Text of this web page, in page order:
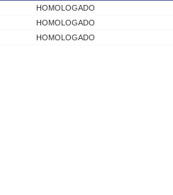
HOMOLOGADO
HOMOLOGADO
HOMOLOGADO